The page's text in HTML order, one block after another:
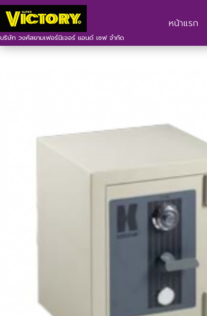
บริษัท วงศ์สยามเฟอร์นิเจอร์ แอนด์ เซฟ จำกัด
หน้าแรก